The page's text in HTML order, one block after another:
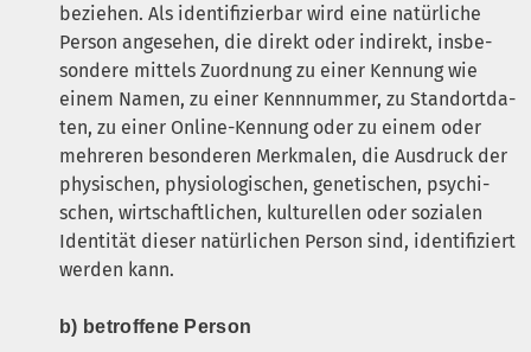
bezie­hen. Als iden­ti­fi­zier­bar wird eine natür­li­che
Per­son ange­se­hen, die direkt oder indi­rekt, ins­be­
son­de­re mit­tels Zuord­nung zu einer Ken­nung wie
einem Namen, zu einer Kenn­num­mer, zu Stand­ort­da­
ten, zu einer Online-Ken­nung oder zu einem oder
meh­re­ren beson­de­ren Merk­ma­len, die Aus­druck der
phy­si­schen, phy­sio­lo­gi­schen, gene­ti­schen, psy­chi­
schen, wirt­schaft­li­chen, kul­tu­rel­len oder sozia­len
Iden­ti­tät die­ser natür­li­chen Per­son sind, iden­ti­fi­ziert
wer­den kann.
b) betrof­fe­ne Person